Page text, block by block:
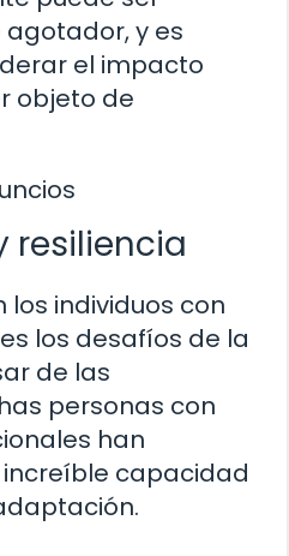
y es
el impacto
objeto de
resiliencia
individuos con
los desafíos de la
de las
personas con
han
capacidad